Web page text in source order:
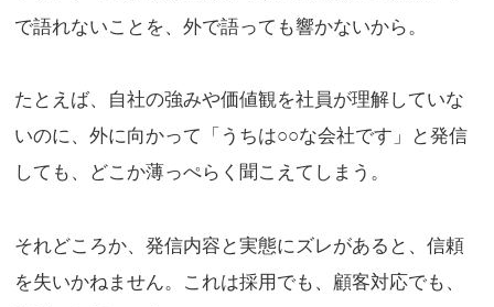
で語れないことを、外で語っても響かないから。
たとえば、自社の強みや価値観を社員が理解していな
いのに、外に向かって「うちは○○な会社です」と発信
しても、どこか薄っぺらく聞こえてしまう。
それどころか、発信内容と実態にズレがあると、信頼
を失いかねません。これは採用でも、顧客対応でも、